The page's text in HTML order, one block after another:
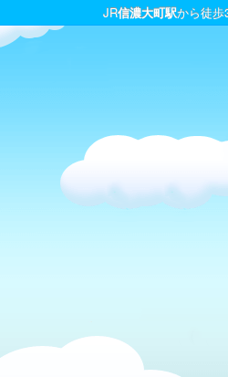
JR信濃大町駅から徒歩